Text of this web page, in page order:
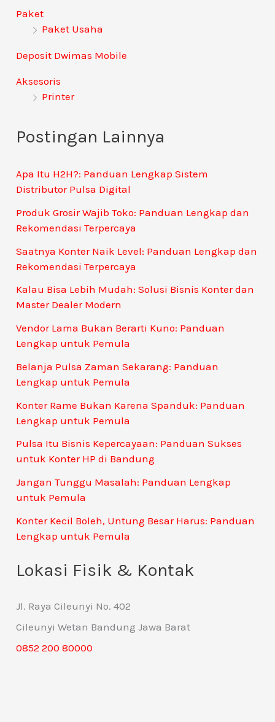
Paket
Paket Usaha
Deposit Dwimas Mobile
Aksesoris
Printer
Postingan Lainnya
Apa Itu H2H?: Panduan Lengkap Sistem
Distributor Pulsa Digital
Produk Grosir Wajib Toko: Panduan Lengkap dan
Rekomendasi Terpercaya
Saatnya Konter Naik Level: Panduan Lengkap dan
Rekomendasi Terpercaya
Kalau Bisa Lebih Mudah: Solusi Bisnis Konter dan
Master Dealer Modern
Vendor Lama Bukan Berarti Kuno: Panduan
Lengkap untuk Pemula
Belanja Pulsa Zaman Sekarang: Panduan
Lengkap untuk Pemula
Konter Rame Bukan Karena Spanduk: Panduan
Lengkap untuk Pemula
Pulsa Itu Bisnis Kepercayaan: Panduan Sukses
untuk Konter HP di Bandung
Jangan Tunggu Masalah: Panduan Lengkap
untuk Pemula
Konter Kecil Boleh, Untung Besar Harus: Panduan
Lengkap untuk Pemula
Lokasi Fisik & Kontak
Jl. Raya Cileunyi No. 402
Cileunyi Wetan Bandung Jawa Barat
0852 200 80000